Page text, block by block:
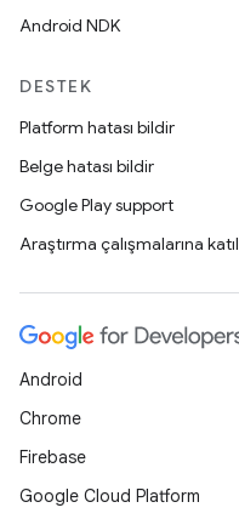
Android NDK
DESTEK
Platform hatası bildir
Belge hatası bildir
Google Play support
Araştırma çalışmalarına katıl
Android
Chrome
Firebase
Google Cloud Platform